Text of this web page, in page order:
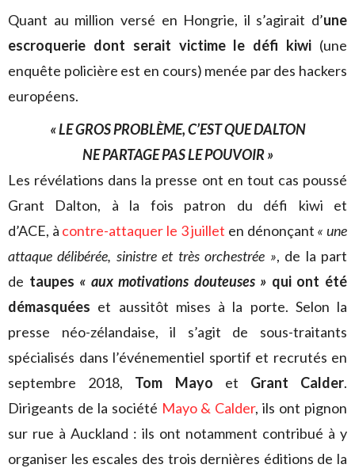
Quant au million versé en Hongrie, il s’agirait d’une
escroquerie dont serait victime le défi kiwi (une
enquête policière est en cours) menée par des hackers
européens.
« LE GROS PROBLÈME, C’EST QUE DALTON
NE PARTAGE PAS LE POUVOIR »
Les révélations dans la presse ont en tout cas poussé
Grant Dalton, à la fois patron du défi kiwi et
d’ACE, à contre-attaquer le 3 juillet en dénonçant « une
attaque délibérée, sinistre et très orchestrée », de la part
de taupes « aux motivations douteuses » qui ont été
démasquées et aussitôt mises à la porte. Selon la
presse néo-zélandaise, il s’agit de sous-traitants
spécialisés dans l’événementiel sportif et recrutés en
septembre 2018, Tom Mayo et Grant Calder.
Dirigeants de la société Mayo & Calder, ils ont pignon
sur rue à Auckland : ils ont notamment contribué à y
organiser les escales des trois dernières éditions de la